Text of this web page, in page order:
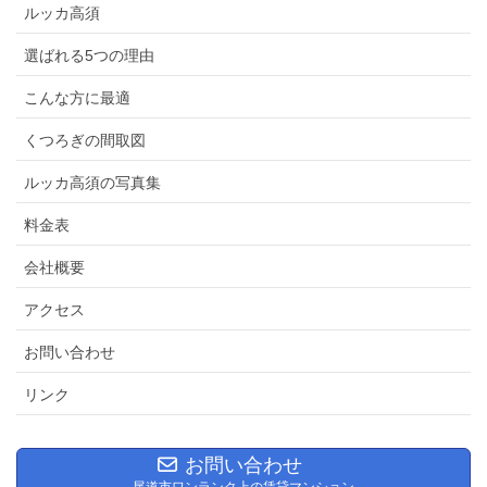
ルッカ高須
選ばれる5つの理由
こんな方に最適
くつろぎの間取図
ルッカ高須の写真集
料金表
会社概要
アクセス
お問い合わせ
リンク
お問い合わせ